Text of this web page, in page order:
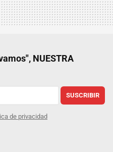
NUESTRA
SUSCRIBIR
de privacidad